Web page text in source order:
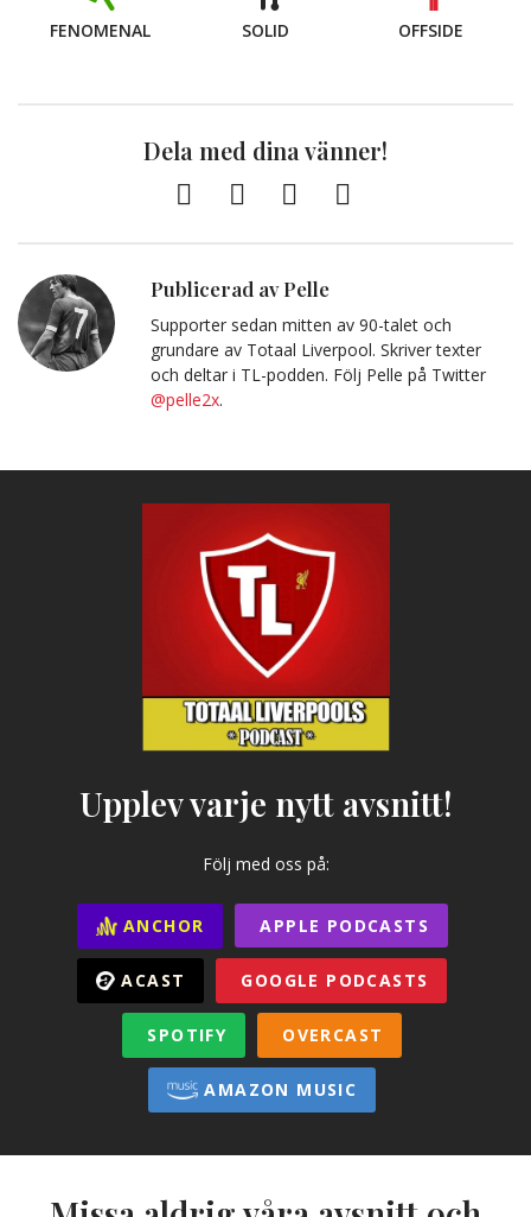
FENOMENAL SOLID OFFSIDE
Dela med dina vänner!
FacebookTwitter
Kopiera
till
Publicerad av Pelle
Supporter sedan mitten av 90-talet och
grundare av Totaal Liverpool. Skriver texter
och deltar i TL-podden. Följ Pelle på Twitter
@pelle2x.
Upplev varje nytt avsnitt!
Följ med oss på:
ANCHOR APPLE PODCASTS
ACAST GOOGLE PODCASTS
SPOTIFY OVERCAST
AMAZON MUSIC